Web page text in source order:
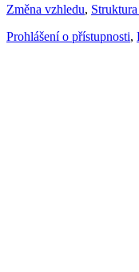
Změna vzhledu,
Prohlášení o přístupnosti,